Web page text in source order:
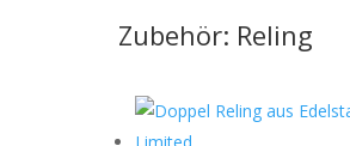
Zubehör: Reling